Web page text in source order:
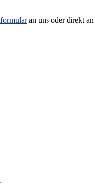
an uns oder direkt an